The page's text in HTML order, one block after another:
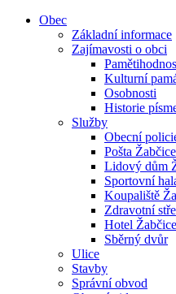
Obec
Základní informace
Zajímavosti o obci
Kulturní
Osobnosti
Historie
Služby
Obecní
Pošta Žabčice
Lidový dům
Sportovní
Koupaliště
Zdravotní
Hotel Žabčice
Sběrný dvůr
Ulice
Stavby
Správní obvod